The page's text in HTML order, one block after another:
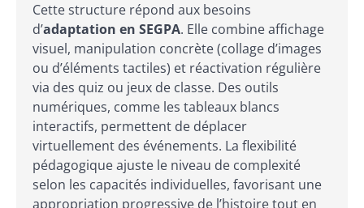
Cette structure répond aux besoins
d’adaptation en SEGPA. Elle combine affichage
visuel, manipulation concrète (collage d’images
ou d’éléments tactiles) et réactivation régulière
via des quiz ou jeux de classe. Des outils
numériques, comme les tableaux blancs
interactifs, permettent de déplacer
virtuellement des événements. La flexibilité
pédagogique ajuste le niveau de complexité
selon les capacités individuelles, favorisant une
appropriation progressive de l’histoire tout en